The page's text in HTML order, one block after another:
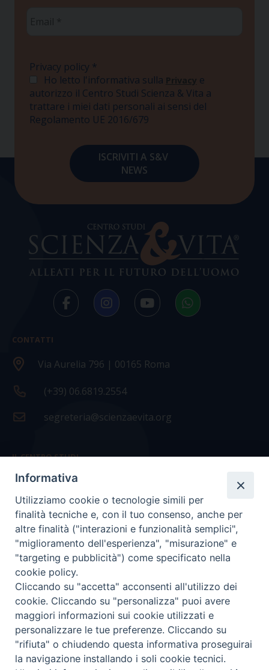
Privacy policy *
Ho letto l'informativa sulla Privacy e
autorizzo il Centro Studi Scienza & Vita a
trattare i miei dati personali ai sensi del
Regolamento UE 2016/679
CONTATTI
Via Aurelia 796 | 00165 Roma
(+39) 06.6819.2554
segreteria@scienzaevita.org
IL CENTRO STUDI
La nostra storia
Statuto
Presidenza e ufficio presidenza
Consiglio scientifico
Coordinamento nazionale
COPYRIGHT Scienza & Vita - C.F96600690588- Tutti i
diritti -Privacy- Credits
Informativa
Utilizziamo cookie o tecnologie simili per
finalità tecniche e, con il tuo consenso, anche per
altre finalità ("interazioni e funzionalità semplici",
"miglioramento dell'esperienza", "misurazione" e
"targeting e pubblicità") come specificato nella
cookie policy.
Cliccando su "accetta" acconsenti all'utilizzo dei
cookie. Cliccando su "personalizza" puoi avere
maggiori informazioni sui cookie utilizzati e
personalizzare le tue preferenze. Cliccando su
"rifiuta" o chiudendo questa informativa proseguirai
la navigazione installando i soli cookie tecnici.